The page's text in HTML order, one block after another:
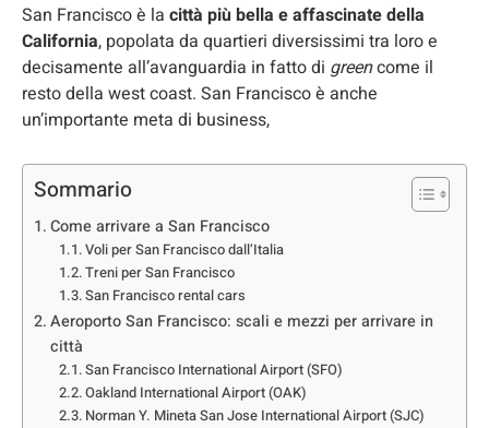
San Francisco è la città più bella e affascinate della
California, popolata da quartieri diversissimi tra loro e
decisamente all’avanguardia in fatto di greencome il
resto della west coast. San Francisco è anche
un’importante meta di business,
Sommario
Come arrivare a San Francisco
Voli per San Francisco dall’Italia
Treni per San Francisco
San Francisco rental cars
Aeroporto San Francisco: scali e mezzi per arrivare in
città
San Francisco International Airport (SFO)
Oakland International Airport (OAK)
Norman Y. Mineta San Jose International Airport (SJC)